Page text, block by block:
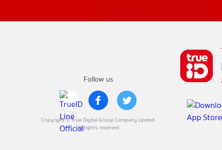
Follow us
Copyright © True Digital Group Company Limited.
All rights reserved